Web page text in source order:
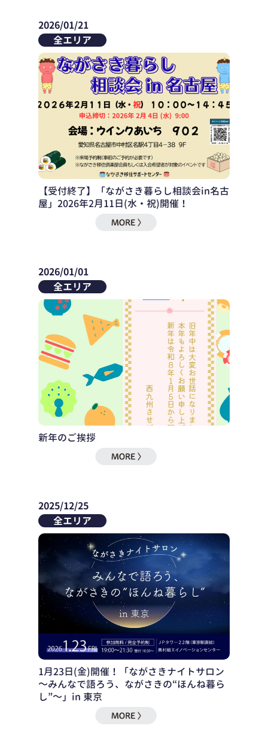
2026/01/21
全エリア
【受付終了】「ながさき暮らし相談会in名古
屋」2026年2月11日(水・祝)開催！
2026/01/01
全エリア
新年のご挨拶
2025/12/25
全エリア
1月23日(金)開催！「ながさきナイトサロン
～みんなで語ろう、ながさきの“ほんね暮ら
し”～」in 東京